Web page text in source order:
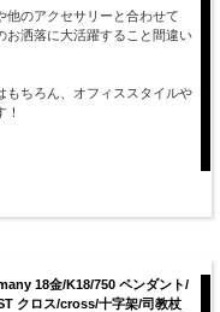
他のアクセサリーと合わせて
お洒落に大活躍すること間違い
もちろん、オフィススタイルや
18金/K18/750 ペンダント/
クロス/cross/十字架/司教杖